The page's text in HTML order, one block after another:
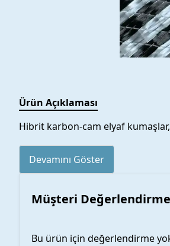
Ürün Açıklaması
Hibrit karbon-cam elyaf
Devamını Göster
Müşteri
Bu ürün için değerlendirme